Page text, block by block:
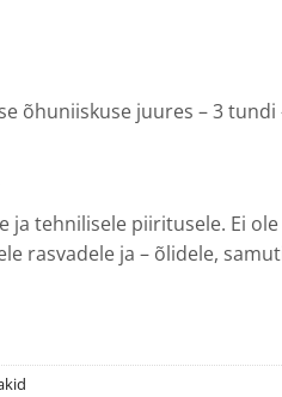
õhuniiskuse juures – 3
ja tehnilisele piiritusele. Ei
rasvadele ja – õlidele,